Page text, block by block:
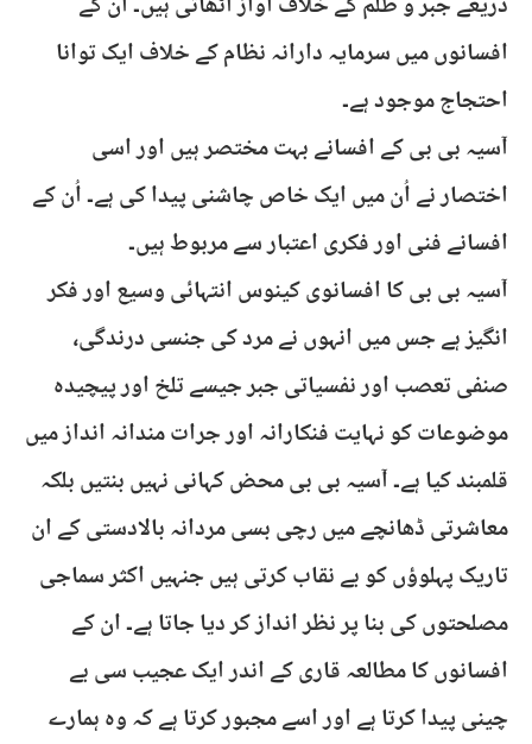
افسانوں میں سرمایہ دارانہ نظام کے خلاف ایک توانا
احتجاج موجود ہے۔
​آسیہ بی بی کے افسانے بہت مختصر ہیں اور اسی
اختصار نے اُن میں ایک خاص چاشنی پیدا کی ہے۔ اُن کے
افسانے فنی اور فکری اعتبار سے مربوط ہیں۔
آسیہ بی بی کا افسانوی کینوس انتہائی وسیع اور فکر
انگیز ہے جس میں انہوں نے مرد کی جنسی درندگی،
صنفی تعصب اور نفسیاتی جبر جیسے تلخ اور پیچیدہ
موضوعات کو نہایت فنکارانہ اور جرات مندانہ انداز میں
قلمبند کیا ہے۔ آسیہ بی بی محض کہانی نہیں بنتیں بلکہ
معاشرتی ڈھانچے میں رچی بسی مردانہ بالادستی کے ان
تاریک پہلوؤں کو بے نقاب کرتی ہیں جنہیں اکثر سماجی
مصلحتوں کی بنا پر نظر انداز کر دیا جاتا ہے۔ ان کے
افسانوں کا مطالعہ قاری کے اندر ایک عجیب سی بے
چینی پیدا کرتا ہے اور اسے مجبور کرتا ہے کہ وہ ہمارے